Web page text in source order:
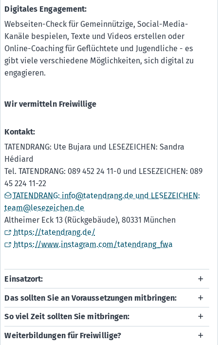
Digitales Engagement:
Webseiten-Check für Gemeinnützige, Social-Media-
Kanäle bespielen, Texte und Videos erstellen oder
Online-Coaching für Geflüchtete und Jugendliche - es
gibt viele verschiedene Möglichkeiten, sich digital zu
engagieren.
Wir vermitteln Freiwillige
Kontakt:
TATENDRANG: Ute Bujara und LESEZEICHEN: Sandra
Hédiard
Tel. TATENDRANG: 089 452 24 11-0 und LESEZEICHEN: 089
45 224 11-22
TATENDRANG: info@tatendrang.de und LESEZEICHEN:
team@lesezeichen.de
Altheimer Eck 13 (Rückgebäude), 80331 München
https://tatendrang.de/
https://www.instagram.com/tatendrang_fwa
Einsatzort:
Das sollten Sie an Voraussetzungen mitbringen:
So viel Zeit sollten Sie mitbringen:
Weiterbildungen für Freiwillige?